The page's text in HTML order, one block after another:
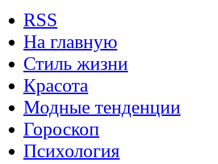
RSS
На главную
Стиль жизни
Красота
Модные тенденции
Гороскоп
Психология